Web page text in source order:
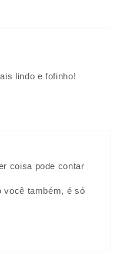
lindo e fofinho!
coisa pode contar
você também, é só